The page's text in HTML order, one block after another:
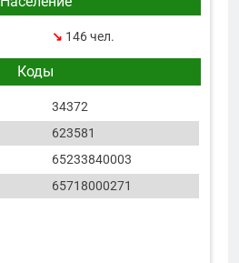
↘ 146 чел.
Коды
34372
623581
65233840003
65718000271